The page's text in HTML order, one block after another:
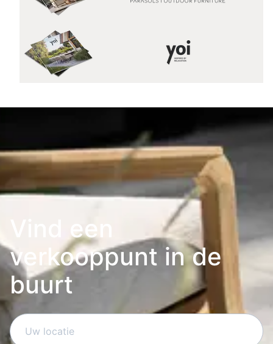
Vind een
verkooppunt in de
buurt